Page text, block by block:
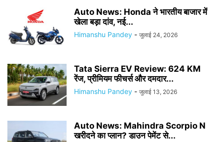
Auto News: Honda ने भारतीय बाजार में
खेला बड़ा दांव, नई...
Himanshu Pandey - जुलाई 24, 2026
Tata Sierra EV Review: 624 KM
रेंज, प्रीमियम फीचर्स और दमदार...
Himanshu Pandey - जुलाई 13, 2026
Auto News: Mahindra Scorpio N
खरीदने का प्लान? डाउन पेमेंट से...